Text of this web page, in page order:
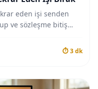
eden işi senden
ve sözleşme bitiş
⏱ 3 dk